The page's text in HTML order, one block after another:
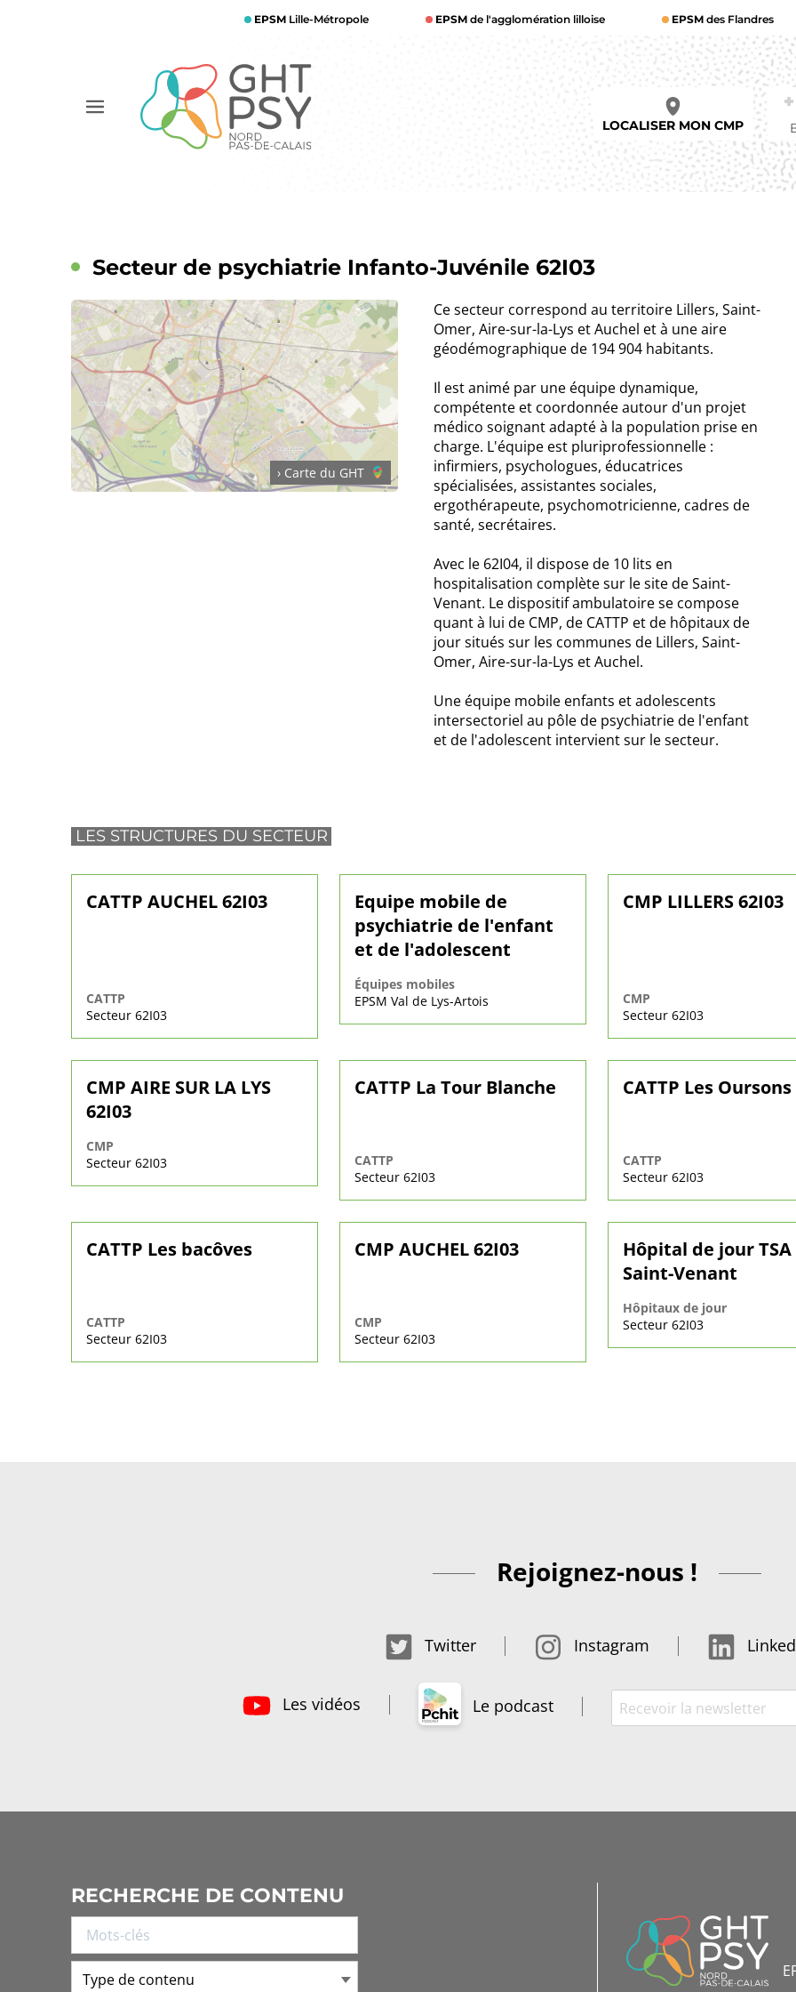
EPSM Lille-Métropole EPSM de l'agglomération lilloise EPSM des Flandres
Afficher
LOCALISER MON CMP
Secteur de psychiatrie Infanto-Juvénile 62I03
› Carte du GHT
Ce secteur correspond au territoire Lillers, Saint-
Omer, Aire-sur-la-Lys et Auchel et à une aire
géodémographique de 194 904 habitants.
Il est animé par une équipe dynamique,
compétente et coordonnée autour d'un projet
médico soignant adapté à la population prise en
charge. L'équipe est pluriprofessionnelle :
infirmiers, psychologues, éducatrices
spécialisées, assistantes sociales,
ergothérapeute, psychomotricienne, cadres de
santé, secrétaires.
Avec le 62I04, il dispose de 10 lits en
hospitalisation complète sur le site de Saint-
Venant. Le dispositif ambulatoire se compose
quant à lui de CMP, de CATTP et de hôpitaux de
jour situés sur les communes de Lillers, Saint-
Omer, Aire-sur-la-Lys et Auchel.
Une équipe mobile enfants et adolescents
intersectoriel au pôle de psychiatrie de l'enfant
et de l'adolescent intervient sur le secteur.
LES STRUCTURES DU SECTEUR
CATTP AUCHEL 62I03
CATTP
Secteur 62I03
Equipe mobile de
psychiatrie de l'enfant
et de l'adolescent
Équipes mobiles
EPSM Val de Lys-Artois
CMP LILLERS 62I03
CMP
Secteur 62I03
CMP AIRE SUR LA LYS
62I03
CMP
Secteur 62I03
CATTP La Tour Blanche
CATTP
Secteur 62I03
CATTP Les Oursons
CATTP
Secteur 62I03
CATTP Les bacôves
CATTP
Secteur 62I03
CMP AUCHEL 62I03
CMP
Secteur 62I03
Hôpital de jour TSA
Saint-Venant
Hôpitaux de jour
Secteur 62I03
Rejoignez-nous !
Twitter Instagram
Les vidéos Le podcast
RECHERCHE DE CONTENU
Type de contenu
DE
CONTACT